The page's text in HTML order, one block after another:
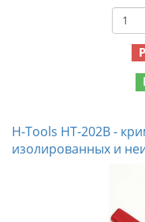
H-Tools HT-202B -
изолированных и